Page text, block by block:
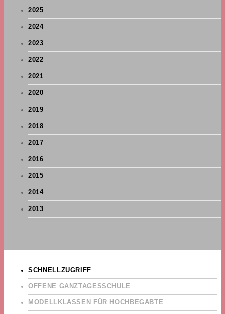
2025
2024
2023
2022
2021
2020
2019
2018
2017
2016
2015
2014
2013
SCHNELLZUGRIFF
OFFENE GANZTAGESSCHULE
MODELLKLASSEN FÜR HOCHBEGABTE